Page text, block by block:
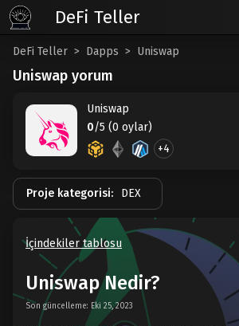
DeFi Teller Dapps Uniswap
Uniswap yorum
Uniswap
+4
0/5 (0 oylar)
Proje kategorisi: DEX
İçindekiler tablosu
Uniswap Nedir?
Son güncelleme: Eki 25, 2023
DeFi Teller